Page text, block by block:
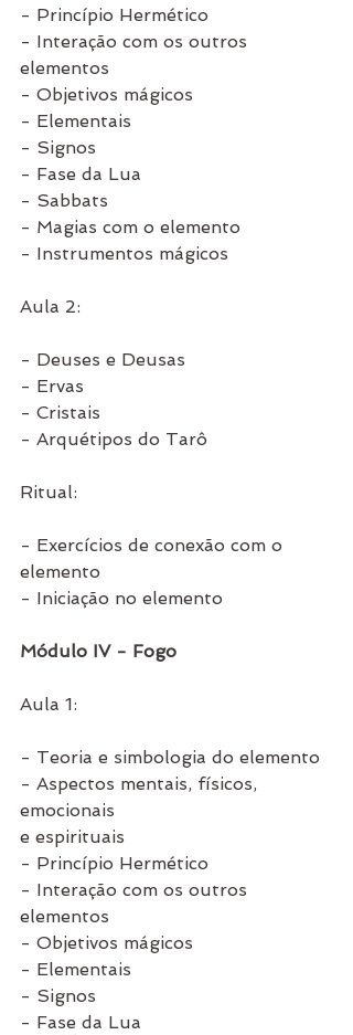
- Princípio Hermético
- Interação com os outros
elementos
- Objetivos mágicos
- Elementais
- Signos
- Fase da Lua
- Sabbats
- Magias com o elemento
- Instrumentos mágicos
Aula 2:
- Deuses e Deusas
- Ervas
- Cristais
- Arquétipos do Tarô
Ritual:
- Exercícios de conexão com o
elemento
- Iniciação no elemento
Módulo IV - Fogo
Aula 1:
- Teoria e simbologia do elemento
- Aspectos mentais, físicos,
emocionais
e espirituais
- Princípio Hermético
- Interação com os outros
elementos
- Objetivos mágicos
- Elementais
- Signos
- Fase da Lua